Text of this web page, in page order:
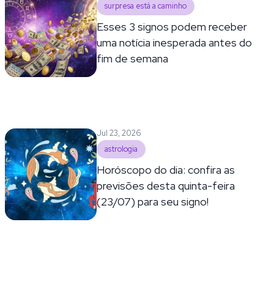
surpresa está a caminho
Esses 3 signos podem receber
uma notícia inesperada antes do
fim de semana
Jul 23, 2026
astrologia
Horóscopo do dia: confira as
previsões desta quinta-feira
(23/07) para seu signo!